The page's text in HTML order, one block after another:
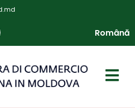
Română